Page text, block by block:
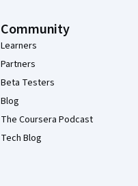
Community
Learners
Partners
Beta Testers
Blog
The Coursera Podcast
Tech Blog